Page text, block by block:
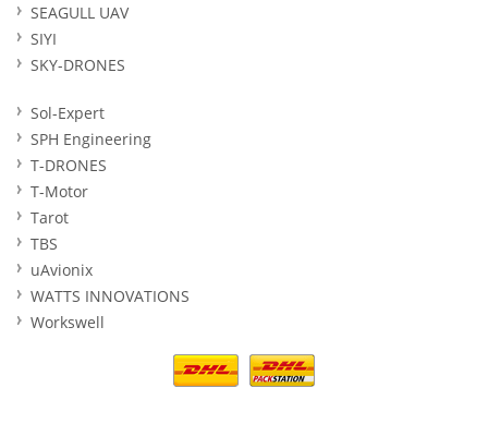
SEAGULL UAV
SIYI
SKY-DRONES
Sol-Expert
SPH Engineering
T-DRONES
T-Motor
Tarot
TBS
uAvionix
WATTS INNOVATIONS
Workswell